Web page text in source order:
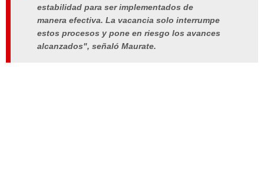
estabilidad para ser implementados de
manera efectiva. La vacancia solo interrumpe
estos procesos y pone en riesgo los avances
alcanzados", señaló Maurate.